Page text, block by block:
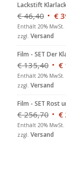
Lackstift
€46,40 €
Enthält 20% MwSt.
zzgl. Versand
Film - SET Der
€135,40 €
Enthält 20% MwSt.
zzgl. Versand
Film - SET Rost
€256,70 €
Enthält 20% MwSt.
zzgl. Versand